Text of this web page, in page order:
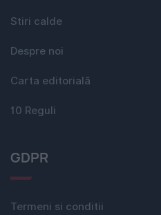
Stiri calde
Despre noi
Carta editorială
10 Reguli
GDPR
Termeni si conditii